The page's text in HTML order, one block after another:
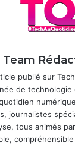
sujets
ajoute une
Honor Magic 8
ambitieux avec
à l’horizon
29 septembre 2025
Team
publié sur
de
journalistes
tous animés